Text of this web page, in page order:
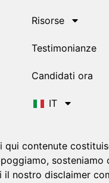
Risorse
Testimonianze
Candidati ora
IT
contenute
il nostro disclaimer